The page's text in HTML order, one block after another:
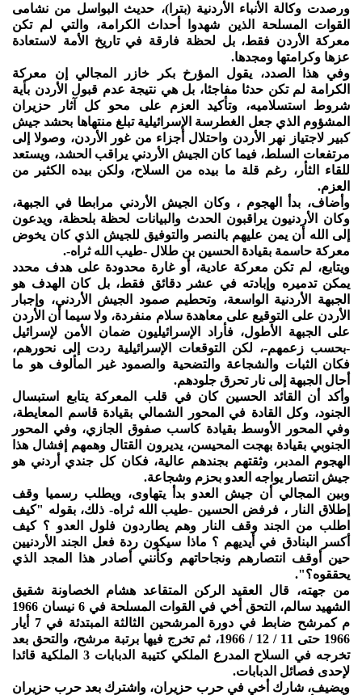
ورصدت وكالة الأنباء الأردنية (بترا)، حديث البواسل من نشامى
القوات المسلحة الذين شهدوا أحداث الكرامة، والتي لم تكن
معركة الأردن فقط، بل لحظة فارقة في تاريخ الأمة لاستعادة
عزها وكرامتها ومجدها.
وفي هذا الصدد، يقول المؤرخ بكر خازر المجالي إن معركة
الكرامة لم تكن حدثا مفاجئا، بل هي نتيجة عدم قبول الأردن بأية
شروط استسلاميه، وتأكيد العزم على محو كل آثار حزيران
المشؤوم الذي جعل الغطرسة الإسرائيلية تبلغ منتهاها بحشد جيش
كبير لاجتياز نهر الأردن واحتلال أجزاء من غور الأردن، وصولا إلى
مرتفعات السلط، فيما كان الجيش الأردني يراقب الحشد، ويستعد
للقاء الثأر، رغم قلة ما بيده من السلاح، ولكن بيده الكثير من
العزم.
وأضاف، بدأ الهجوم ، وكان الجيش الأردني مرابطا في الجبهة،
وكان الأردنيون يراقبون الحدث والبيانات لحظة بلحظة، ويدعون
إلى الله أن يمن عليهم بالنصر والتوفيق للجيش الذي كان يخوض
معركة حاسمة بقيادة الحسين بن طلال -طيب الله ثراه-.
ويتابع، لم تكن معركة عادية، أو غارة محدودة على هدف محدد
يمكن تدميره وإبادته في عشر دقائق فقط، بل كان الهدف هو
الجبهة الأردنية الواسعة، وتحطيم صمود الجيش الأردني، وإجبار
الأردن على التوقيع على معاهدة سلام منفردة، ولا سيما أن الأردن
على الجبهة الأطول، فأراد الإسرائيليون ضمان الأمن لإسرائيل
-بحسب زعمهم-، لكن التوقعات الإسرائيلية ردت إلى نحورهم،
فكان الثبات والشجاعة والتضحية والصمود غير المألوف هو ما
أحال الجبهة إلى نار تحرق جلودهم.
وأكد أن القائد الحسين كان في قلب المعركة يتابع استبسال
الجنود، وكل القادة في المحور الشمالي بقيادة قاسم المعايطة،
وفي المحور الأوسط بقيادة كاسب صفوق الجازي، وفي المحور
الجنوبي بقيادة بهجت المحيسن، يديرون القتال وهمهم إفشال هذا
الهجوم المدبر، وثقتهم بجندهم عالية، فكان كل جندي أردني هو
جيش انتصار يواجه العدو بحزم وشجاعة.
وبين المجالي أن جيش العدو بدأ يتهاوى، ويطلب رسميا وقف
إطلاق النار ، فرفض الحسين -طيب الله ثراه- ذلك، بقوله "كيف
اطلب من الجند وقف النار وهم يطاردون فلول العدو ؟ كيف
أكسر البنادق في أيديهم ؟ ماذا سيكون ردة فعل الجند الأردنيين
حين أوقف انتصارهم ونجاحاتهم وكأنني أصادر هذا المجد الذي
يحققوه؟".
من جهته، قال العقيد الركن المتقاعد هشام الخصاونة شقيق
الشهيد سالم، التحق أخي في القوات المسلحة في 6 نيسان 1966
م كمرشح ضابط في دورة المرشحين الثالثة المبتدئة في 7 أيار
1966 حتى 11 / 12 / 1966، ثم تخرج فيها برتبة مرشح، والتحق بعد
تخرجه في السلاح المدرع الملكي كتيبة الدبابات 3 الملكية قائدا
لإحدى فصائل الدبابات.
ويضيف، شارك أخي في حرب حزيران، واشترك بعد حرب حزيران